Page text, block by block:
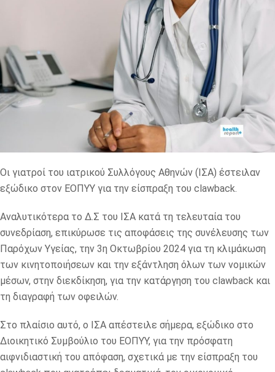
Οι γιατροί του ιατρικού Συλλόγους Αθηνών (ΙΣΑ) έστειλαν
εξώδικο στον ΕΟΠΥΥ για την είσπραξη του clawback.
Αναλυτικότερα το Δ.Σ του ΙΣΑ κατά τη τελευταία του
συνεδρίαση, επικύρωσε τις αποφάσεις της συνέλευσης των
Παρόχων Υγείας, την 3η Οκτωβρίου 2024 για τη κλιμάκωση
των κινητοποιήσεων και την εξάντληση όλων των νομικών
μέσων, στην διεκδίκηση, για την κατάργηση του clawback και
τη διαγραφή των οφειλών.
Στο πλαίσιο αυτό, ο ΙΣΑ απέστειλε σήμερα, εξώδικο στο
Διοικητικό Συμβούλιο του ΕΟΠΥΥ, για την πρόσφατη
αιφνιδιαστική του απόφαση, σχετικά με την είσπραξη του